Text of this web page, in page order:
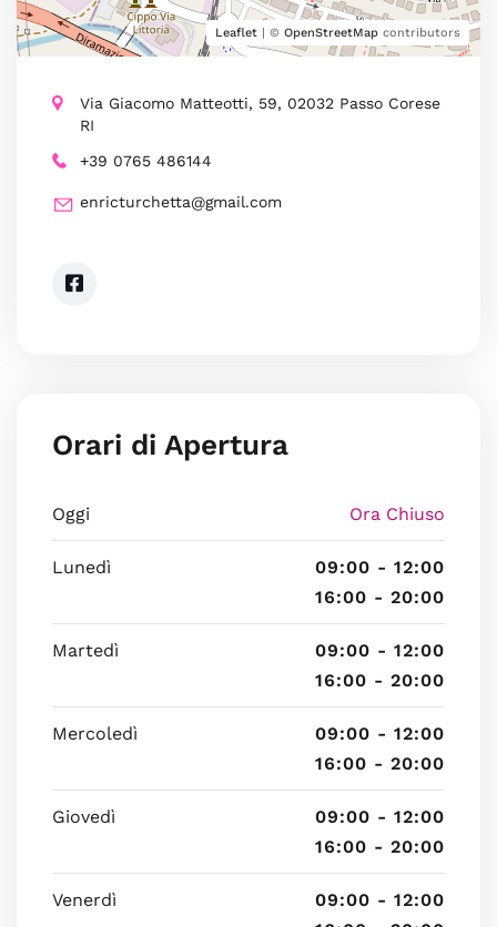
Leaflet | © OpenStreetMap contributors
Via Giacomo Matteotti, 59, 02032 Passo Corese
RI
+39 0765 486144
enricturchetta@gmail.com
Orari di Apertura
Oggi Ora Chiuso
Lunedì
09:00 - 12:00
16:00 - 20:00
Martedì
09:00 - 12:00
16:00 - 20:00
Mercoledì
09:00 - 12:00
16:00 - 20:00
Giovedì
09:00 - 12:00
16:00 - 20:00
Venerdì
09:00 - 12:00